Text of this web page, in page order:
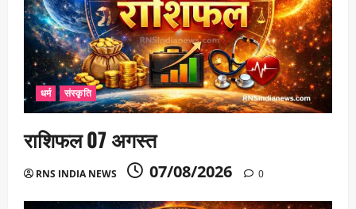
धर्म संस्कृति
राशिफल 07 अगस्त
RNS INDIA NEWS 07/08/2026 0